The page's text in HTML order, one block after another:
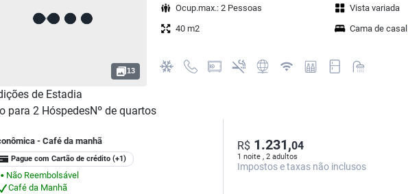
13
Ocup.max.: 2 Pessoas
Vista variada
40 m2
Cama de casal
de Estadia
para 2 HóspedesNº de quartos
- Café da manhã
Pague com Cartão de crédito (+1)
⬤
Não Reembolsável
Café da Manhã
1 noite , 2 adultos
R$ 1.231,04
Impostos e taxas não inclusos